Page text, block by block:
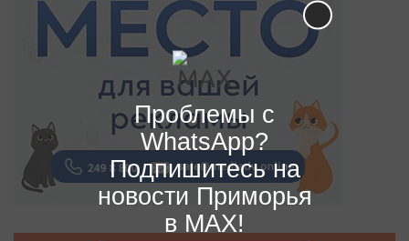
Проблемы с
WhatsApp?
Подпишитесь на
новости Приморья
в MAX!